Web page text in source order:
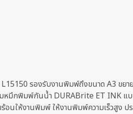
รองรับงานพิมพ์ถึงขนาด A3 ขยา
หมึกพิมพ์กันน้ำ DURABrite ET INK แ
ร้อนให้งานพิมพ์ ให้งานพิมพ์ความเร็วสูง